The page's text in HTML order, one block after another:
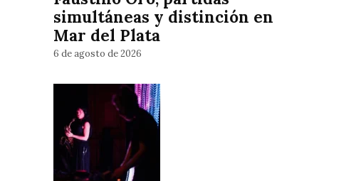
simultáneas y distinción en
Mar del Plata
6 de agosto de 2026